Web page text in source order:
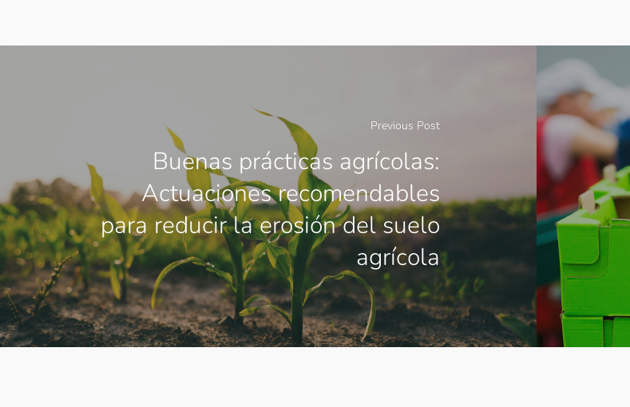
Previous Post
Buenas prácticas agrícolas:
Actuaciones recomendables
para reducir la erosión del suelo
agrícola